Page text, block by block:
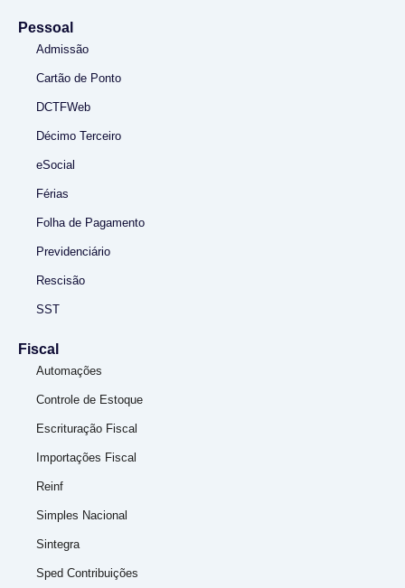
Pessoal
Admissão
Cartão de Ponto
DCTFWeb
Décimo Terceiro
eSocial
Férias
Folha de Pagamento
Previdenciário
Rescisão
SST
Fiscal
Automações
Controle de Estoque
Escrituração Fiscal
Importações Fiscal
Reinf
Simples Nacional
Sintegra
Sped Contribuições